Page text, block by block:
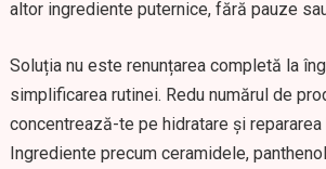
altor ingrediente puternice, fără pauze
Soluția nu este renunțarea completă la
simplificarea rutinei. Redu numărul de
concentrează-te pe hidratare și
Ingrediente precum ceramidele,